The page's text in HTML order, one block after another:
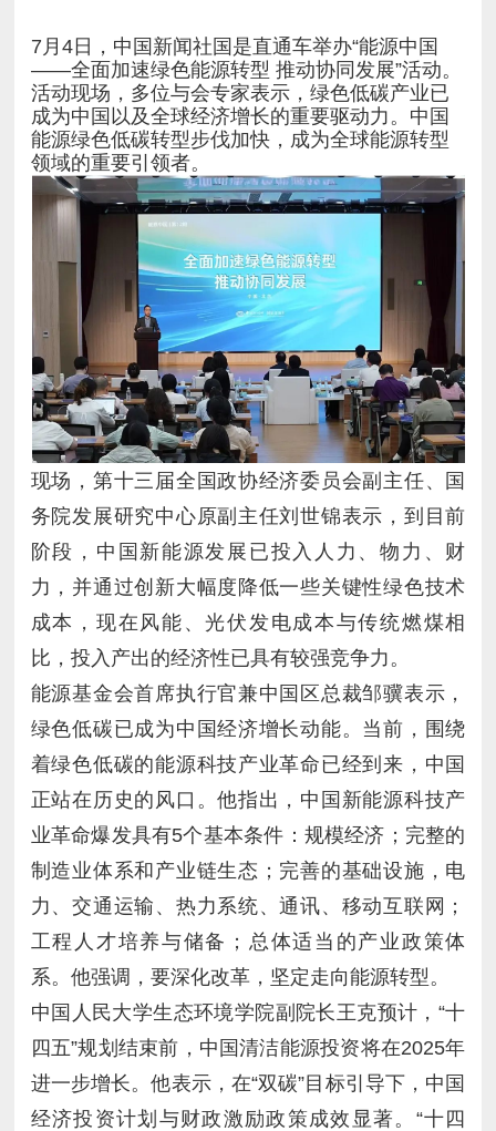
领域的重要引领者。
比，投入产出的经济性已具有较强竞争力。
系。他强调，要深化改革，坚定走向能源转型。